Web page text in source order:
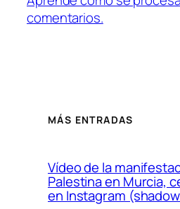
comentarios.
MÁS ENTRADAS
Vídeo de la
Palestina en Murcia,
en Instagram